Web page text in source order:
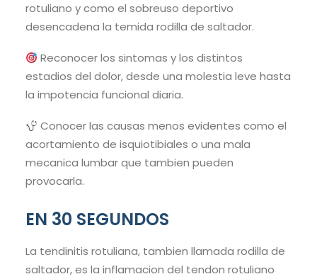
rotuliano y como el sobreuso deportivo
desencadena la temida rodilla de saltador.
Reconocer los sintomas y los distintos
estadios del dolor, desde una molestia leve hasta
la impotencia funcional diaria.
Conocer las causas menos evidentes como el
acortamiento de isquiotibiales o una mala
mecanica lumbar que tambien pueden
provocarla.
EN 30 SEGUNDOS
La tendinitis rotuliana, tambien llamada rodilla de
saltador, es la inflamacion del tendon rotuliano